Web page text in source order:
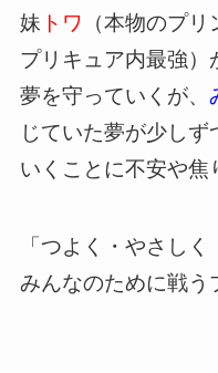
妹 トワ （本物のプ
プリキュア内最強）
夢を守っていくが、
じていた夢が少し
いくことに不安や
「つよく・やさし
みんなのために戦う